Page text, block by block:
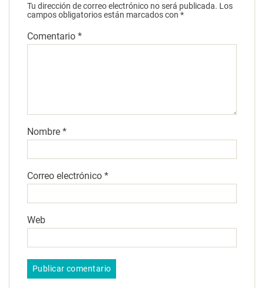
Tu dirección de correo electrónico no será publicada. Los
campos obligatorios están marcados con *
Comentario *
Nombre *
Correo electrónico *
Web